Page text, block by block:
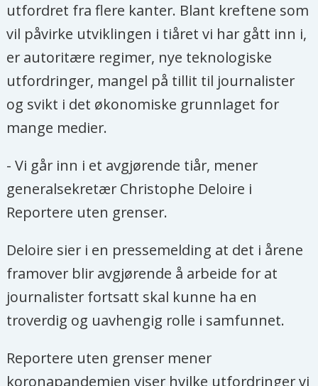
utfordret fra flere kanter. Blant kreftene som
vil påvirke utviklingen i tiåret vi har gått inn i,
er autoritære regimer, nye teknologiske
utfordringer, mangel på tillit til journalister
og svikt i det økonomiske grunnlaget for
mange medier.
- Vi går inn i et avgjørende tiår, mener
generalsekretær Christophe Deloire i
Reportere uten grenser.
Deloire sier i en pressemelding at det i årene
framover blir avgjørende å arbeide for at
journalister fortsatt skal kunne ha en
troverdig og uavhengig rolle i samfunnet.
Reportere uten grenser mener
koronapandemien viser hvilke utfordringer vi